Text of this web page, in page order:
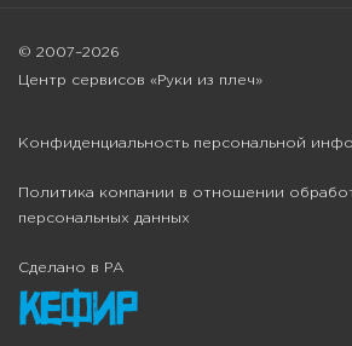
© 2007–2026
Центр сервисов «Руки из плеч»
Конфиденциальность персональной
Политика компании в отношении
персональных данных
Сделано в РА